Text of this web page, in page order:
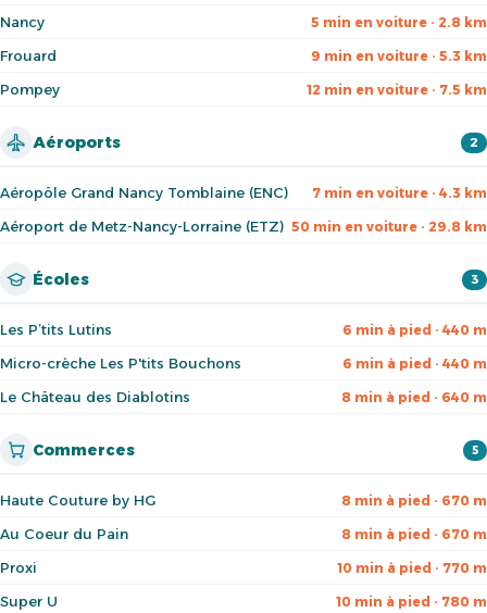
Nancy 5 min en voiture · 2.8 km
Frouard 9 min en voiture · 5.3 km
Pompey 12 min en voiture · 7.5 km
Aéroports 2
Aéropôle Grand Nancy Tomblaine (ENC) 7 min en voiture · 4.3 km
Aéroport de Metz-Nancy-Lorraine (ETZ) 50 min en voiture · 29.8 km
Écoles 3
Les P’tits Lutins 6 min à pied · 440 m
Micro-crèche Les P'tits Bouchons 6 min à pied · 440 m
Le Château des Diablotins 8 min à pied · 640 m
Commerces 5
Haute Couture by HG 8 min à pied · 670 m
Au Coeur du Pain 8 min à pied · 670 m
Proxi 10 min à pied · 770 m
Super U 10 min à pied · 780 m